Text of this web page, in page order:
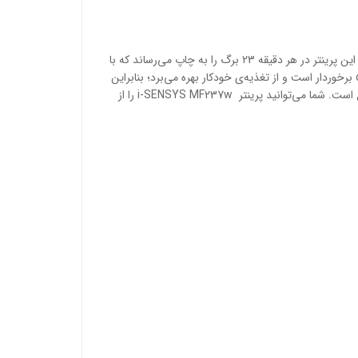
پرینتر لیزری i-SENSYS MF237w از چهارکاره‌های کانن است که گزینه‌ای مناسب برای محیط‌های کاری با حجم کاری متوسط محسوب می‌شود. این پرینتر در هر دقیقه 23 برگ را به چاپ می‌رساند که با
رزولوشن 600 × 600 dpi همراه است. کیفیت چاپ با مدل‌های هم‌رده در یک سطح قرار دارد. اسکنر این دستگاه از رزولوشن اپتیکال 600 × 600 dpi برخوردار است و از تغذیه‌ی خودکار بهره می‌برد؛ بنابراین
اسکن و کپی دسته‌ای امکان‌پذیر است ونیازی نیست که به صورت تکی اقدام به اسکن یا کپی کنید. از مهم‌ترین مزایای این پرینتر، اتصالات متنوع است. شما می‌توانید پرینتر i-SENSYS MF237w را از